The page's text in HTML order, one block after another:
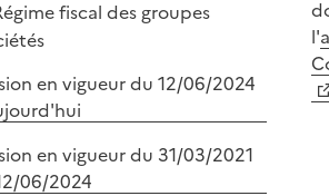
fiscal des groupes
sur la période
en vigueur du 12/06/2024
en vigueur du 31/03/2021
06/2024
l'